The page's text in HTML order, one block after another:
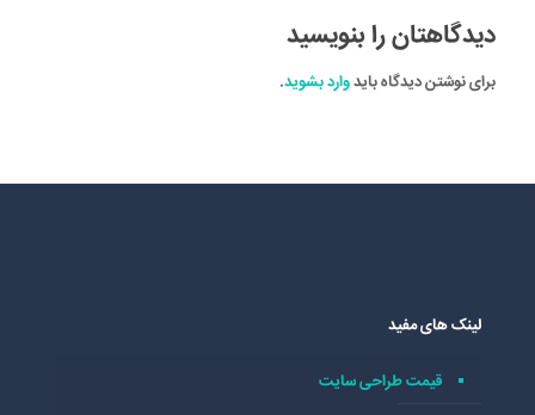
دیدگاهتان را بنویسید
برای نوشتن دیدگاه بایدوارد بشوید.
لینک های مفید
قیمت طراحی سایت